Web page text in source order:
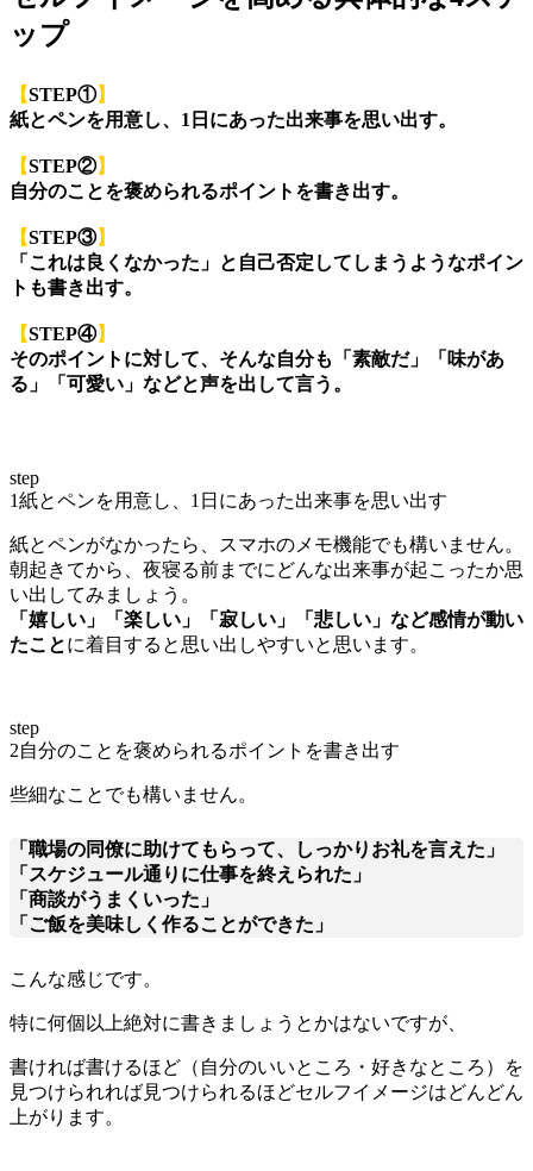
ップ
【STEP①】
紙とペンを用意し、1日にあった出来事を思い出す。
【STEP②】
自分のことを褒められるポイントを書き出す。
【STEP③】
「これは良くなかった」と自己否定してしまうようなポイン
トも書き出す。
【STEP④】
そのポイントに対して、そんな自分も「素敵だ」「味があ
る」「可愛い」などと声を出して言う。
step
1紙とペンを用意し、1日にあった出来事を思い出す
紙とペンがなかったら、スマホのメモ機能でも構いません。
朝起きてから、夜寝る前までにどんな出来事が起こったか思
い出してみましょう。
「嬉しい」「楽しい」「寂しい」「悲しい」など感情が動い
たことに着目すると思い出しやすいと思います。
step
2自分のことを褒められるポイントを書き出す
些細なことでも構いません。
「職場の同僚に助けてもらって、しっかりお礼を言えた」
「スケジュール通りに仕事を終えられた」
「商談がうまくいった」
「ご飯を美味しく作ることができた」
こんな感じです。
特に何個以上絶対に書きましょうとかはないですが、
書ければ書けるほど（自分のいいところ・好きなところ）を
見つけられれば見つけられるほどセルフイメージはどんどん
上がります。